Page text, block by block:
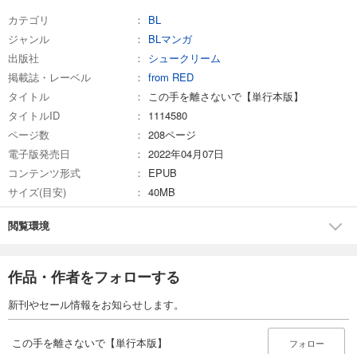
カテゴリ
BL
ジャンル
BLマンガ
出版社
シュークリーム
掲載誌・レーベル
from RED
タイトル
この手を離さないで【単行本版】
タイトルID
1114580
ページ数
208ページ
電子版発売日
2022年04月07日
コンテンツ形式
EPUB
サイズ(目安)
40MB
閲覧環境
作品・作者をフォローする
新刊やセール情報をお知らせします。
この手を離さないで【単行本版】 フォロー